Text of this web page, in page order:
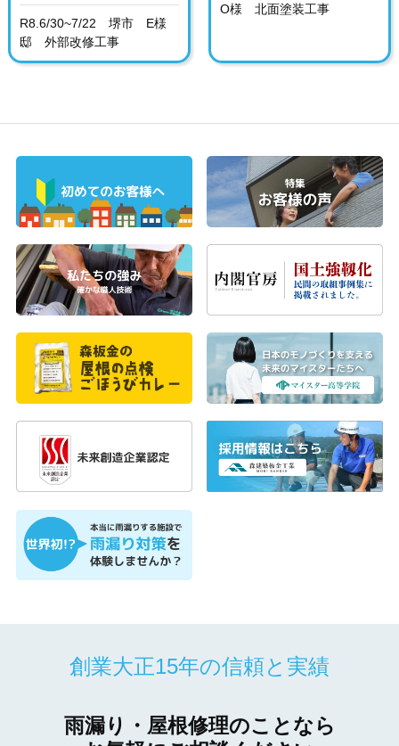
R8.6/30~7/22 堺市 E様
邸 外部改修工事
O様 北面塗装工事
創業大正15年の信頼と実績
雨漏り・屋根修理のことなら